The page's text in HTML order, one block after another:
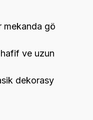
mekanda gö
hafif ve uzun
dekorasy